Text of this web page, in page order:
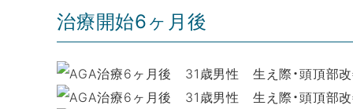
治療開始6ヶ月後